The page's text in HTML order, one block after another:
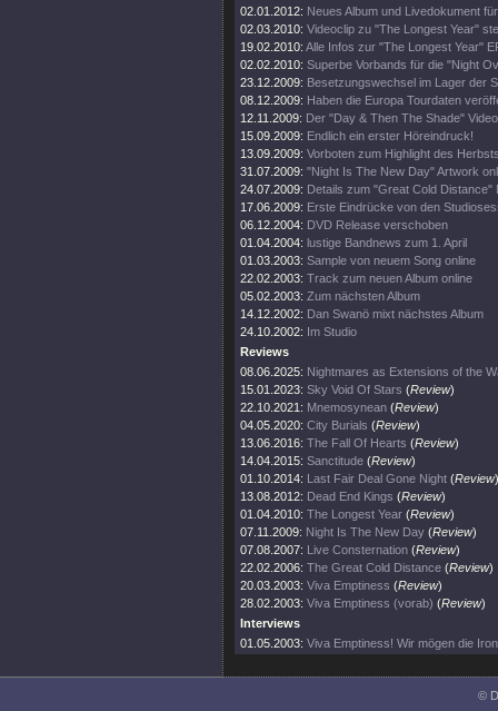
02.01.2012: Neues Album und Livedokument
02.03.2010: Videoclip zu "The Longest Year"
19.02.2010: Alle Infos zur "The Longest Year"
02.02.2010: Superbe Vorbands für die "Night
23.12.2009: Besetzungswechsel im Lager der
08.12.2009: Haben die Europa Tourdaten
12.11.2009: Der "Day & Then The Shade"
15.09.2009: Endlich ein erster Höreindruck!
13.09.2009: Vorboten zum Highlight des
31.07.2009: "Night Is The New Day" Artwork
24.07.2009: Details zum "Great Cold Distance"
17.06.2009: Erste Eindrücke von den
06.12.2004: DVD Release verschoben
01.04.2004: lustige Bandnews zum 1. April
01.03.2003: Sample von neuem Song online
22.02.2003: Track zum neuen Album online
05.02.2003: Zum nächsten Album
14.12.2002: Dan Swanö mixt nächstes Album
24.10.2002: Im Studio
Reviews
08.06.2025: Nightmares as Extensions of the
15.01.2023: Sky Void Of Stars (Review)
22.10.2021: Mnemosynean (Review)
04.05.2020: City Burials (Review)
13.06.2016: The Fall Of Hearts (Review)
14.04.2015: Sanctitude (Review)
01.10.2014: Last Fair Deal Gone Night (Review)
13.08.2012: Dead End Kings (Review)
01.04.2010: The Longest Year (Review)
07.11.2009: Night Is The New Day (Review)
07.08.2007: Live Consternation (Review)
22.02.2006: The Great Cold Distance (Review)
20.03.2003: Viva Emptiness (Review)
28.02.2003: Viva Emptiness (vorab) (Review)
Interviews
01.05.2003: Viva Emptiness! Wir mögen die
©